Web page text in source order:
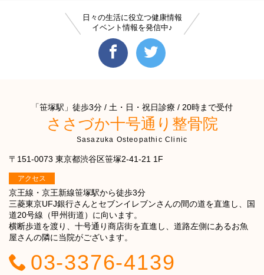
日々の生活に役立つ健康情報
イベント情報を発信中♪
「笹塚駅」徒歩3分 / 土・日・祝日診療 / 20時まで受付
ささづか十号通り整骨院
Sasazuka Osteopathic Clinic
〒151-0073 東京都渋谷区笹塚2-41-21 1F
アクセス
京王線・京王新線笹塚駅から徒歩3分
三菱東京UFJ銀行さんとセブンイレブンさんの間の道を直進し、国
道20号線（甲州街道）に向います。
横断歩道を渡り、十号通り商店街を直進し、道路左側にあるお魚
屋さんの隣に当院がございます。
03-3376-4139